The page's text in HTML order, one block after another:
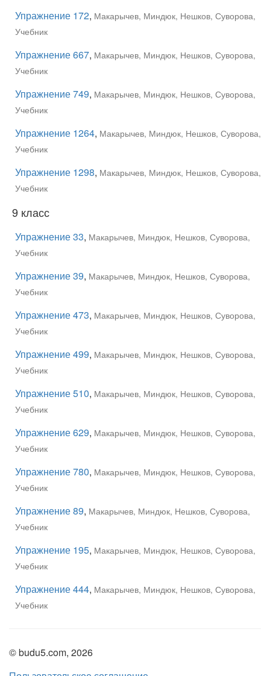
Упражнение 172, Макарычев, Миндюк, Нешков, Суворова,
Учебник
Упражнение 667, Макарычев, Миндюк, Нешков, Суворова,
Учебник
Упражнение 749, Макарычев, Миндюк, Нешков, Суворова,
Учебник
Упражнение 1264, Макарычев, Миндюк, Нешков, Суворова,
Учебник
Упражнение 1298, Макарычев, Миндюк, Нешков, Суворова,
Учебник
9 класс
Упражнение 33, Макарычев, Миндюк, Нешков, Суворова,
Учебник
Упражнение 39, Макарычев, Миндюк, Нешков, Суворова,
Учебник
Упражнение 473, Макарычев, Миндюк, Нешков, Суворова,
Учебник
Упражнение 499, Макарычев, Миндюк, Нешков, Суворова,
Учебник
Упражнение 510, Макарычев, Миндюк, Нешков, Суворова,
Учебник
Упражнение 629, Макарычев, Миндюк, Нешков, Суворова,
Учебник
Упражнение 780, Макарычев, Миндюк, Нешков, Суворова,
Учебник
Упражнение 89, Макарычев, Миндюк, Нешков, Суворова,
Учебник
Упражнение 195, Макарычев, Миндюк, Нешков, Суворова,
Учебник
Упражнение 444, Макарычев, Миндюк, Нешков, Суворова,
Учебник
© budu5.com, 2026